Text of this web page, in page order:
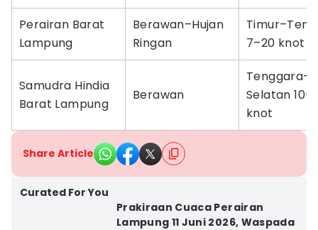
Perairan Barat
Lampung
Berawan–Hujan
Ringan
7–20 knot
Samudra Hindia
Barat Lampung
Berawan
Tenggara–
Selatan
knot
Share Article
Curated For You
Prakiraan Cuaca Perairan
Lampung 11 Juni 2026, Waspada